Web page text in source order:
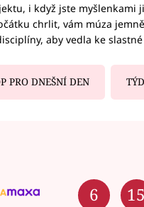
i když jste myšlenkami
chrlit, vám múza
aby vedla ke
PRO DNEŠNÍ DEN
6 15